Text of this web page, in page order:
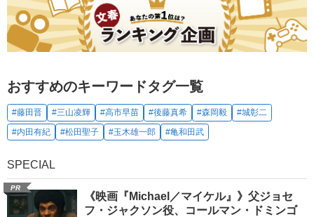
おすすめのキーワードタグ一覧
#藤田晋 #三山凌輝 #高市早苗 #後藤真希 #森岡毅
#城彰二
#内田有紀
#松田聖子 #玉木雄一郎 #亀和田武
SPECIAL
PR
《映画『Michael／マイケル』》父ジョセ
フ・ジャクソン役、コールマン・ドミンゴ